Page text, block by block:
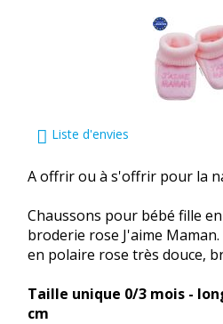
Liste d'envies
A offrir ou à s'offrir pour la
Chaussons pour bébé fille
broderie rose J'aime
en polaire rose très douce,
Taille unique 0/3 mois -
cm